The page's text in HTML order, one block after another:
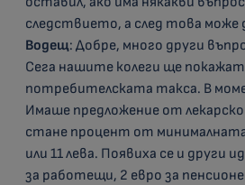
следствието, а след това може
Водещ: Добре, много други
Сега нашите колеги ще
потребителската такса. В
Имаше предложение от
стане процент от
или 11 лева. Появиха се и други
за работещи, 2 евро за